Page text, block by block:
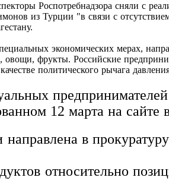
Роспотребнадзора сняли с
из Турции "в связи с
экономических мерах,
фрукты. Российские
политического рычага
12 марта на сайте
в
относительно